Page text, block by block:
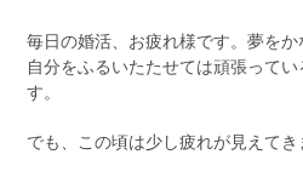
毎日の婚活、お疲れ様です。夢を
自分をふるいたたせては頑張って
す。
でも、この頃は少し疲れが見えてき